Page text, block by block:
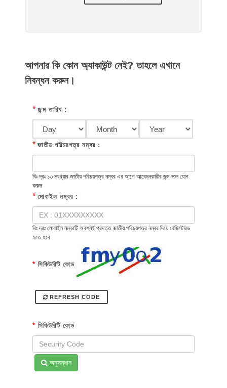
আপনার কি কোন অ্যাকাউন্ট নেই? তাহলে এখানে
নিবন্ধন করুন।
* জন্ম তারিখ :
* জাতীয় পরিচয়পত্র নম্বর :
বিঃ দ্রঃ ১৩ সংখ্যার জাতীয় পরিচয়পত্র নম্বর এর আগে আবেদনকারীর জন্ম সাল যোগ
করুন
* মোবাইল নম্বর :
বিঃ দ্রঃ মোবাইল নম্বরটি অবশ্যই প্রদত্ত জাতীয় পরিচয়পত্র নম্বর দিয়ে রেজিস্টারড
হতে হবে
* সিকিউরিটি কোড
REFRESH CODE
* সিকিউরিটি কোড
অনুসন্ধান